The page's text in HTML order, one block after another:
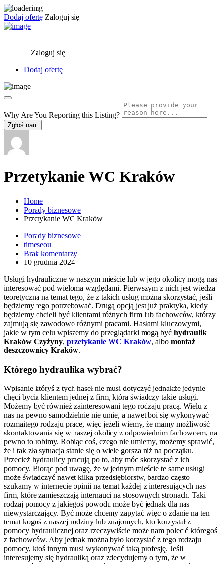
Dodaj ofertę Zaloguj się
Zaloguj się
Dodaj ofertę
Why Are You Reporting this Listing?
Zgłoś nam
Przetykanie WC Kraków
Home
Porady biznesowe
Przetykanie WC Kraków
Porady biznesowe
timeseou
Brak komentarzy
10 grudnia 2024
Usługi hydrauliczne w naszym mieście lub w jego okolicy mogą nas
interesować pod wieloma względami. Pierwszym z nich jest wiedza
teoretyczna na temat tego, że z takich usług można skorzystać, jeśli
będziemy tego potrzebować. Drugą opcją jest już praktyka, kiedy
będziemy chcieli być klientami różnych firm lub fachowców, którzy
zajmują się zawodowo różnymi pracami. Hasłami kluczowymi,
jakie w tym celu wpiszemy do przeglądarki mogą być hydraulik
Kraków Czyżyny, przetykanie WC Kraków, albo montaż
deszczownicy Kraków.
Którego hydraulika wybrać?
Wpisanie któryś z tych haseł nie musi dotyczyć jednakże jedynie
chęci bycia klientem jednej z firm, która świadczy takie usługi.
Możemy być również zainteresowani tego rodzaju pracą. Wielu z
nas na pewno samodzielnie nie umie, a nawet boi się wykonywać
rozmaitego rodzaju prace, więc jeżeli wiemy, że mamy możliwość
skontaktowania się w naszej okolicy z odpowiednim fachowcem, na
pewno to robimy. Robiąc coś, czego nie umiemy, możemy sprawić,
że i tak zła sytuacja stanie się o wiele gorsza niż na początku.
Przecież hydraulicy pracują po to, aby móc skorzystać z ich
pomocy. Biorąc pod uwagę, że w jednym mieście te same usługi
może świadczyć nawet kilka przedsiębiorstw, bardzo często
szukamy w internecie opinii na temat każdej z interesujących nas
firm, które zamieszczają internauci na stosownych stronach. Taki
rodzaj pomocy z jakiegoś powodu może być jednak dla nas
niewystarczający. Być może chcemy zapytać więc o zdanie na ten
temat kogoś z naszej rodziny lub znajomych, kto korzystał z
pomocy hydraulicznej oraz rzeczywiście może nam polecić któregoś
z fachowców. Aby jednak można było korzystać z tego rodzaju
pomocy, ktoś innym musi wykonywać taką profesję. Jeśli
interesujemy się hydrauliką oraz zdecydujemy o tym, że w